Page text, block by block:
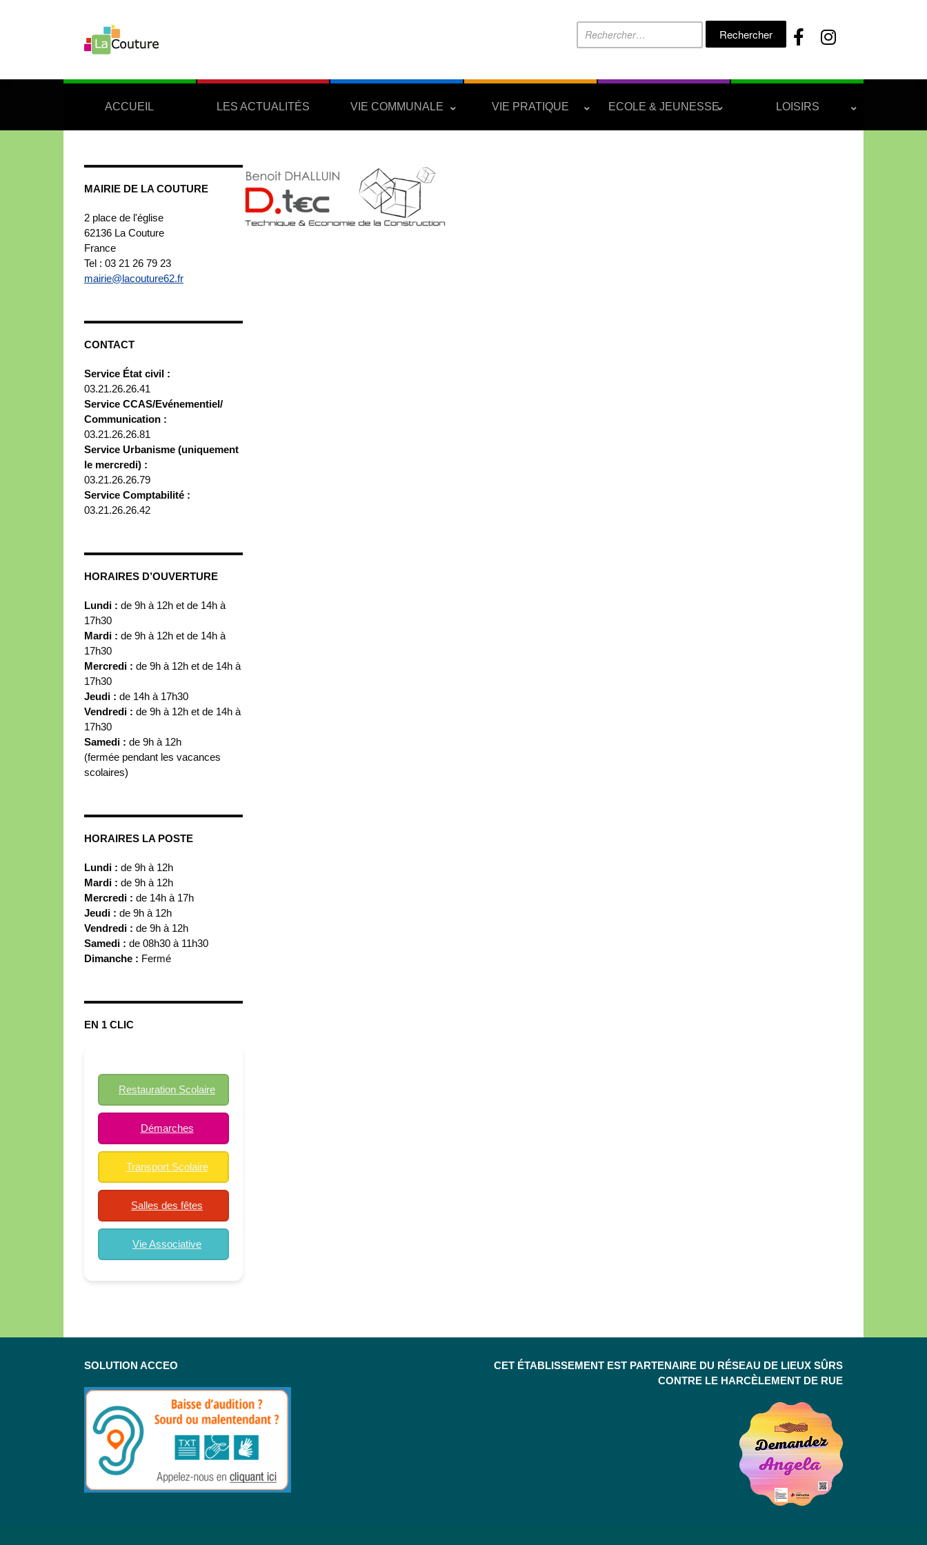
Rechercher :
ACCUEIL LES ACTUALITÉS VIE COMMUNALE VIE PRATIQUE ECOLE & JEUNESSE LOISIRS
MAIRIE DE LA COUTURE
2 place de l'église
62136 La Couture
France
Tel : 03 21 26 79 23
mairie@lacouture62.fr
CONTACT
Service État civil :
03.21.26.26.41
Service CCAS/Evénementiel/
Communication :
03.21.26.26.81
Service Urbanisme (uniquement
le mercredi) :
03.21.26.26.79
Service Comptabilité :
03.21.26.26.42
HORAIRES D’OUVERTURE
Lundi : de 9h à 12h et de 14h à
17h30
Mardi : de 9h à 12h et de 14h à
17h30
Mercredi : de 9h à 12h et de 14h à
17h30
Jeudi : de 14h à 17h30
Vendredi : de 9h à 12h et de 14h à
17h30
Samedi : de 9h à 12h
(fermée pendant les vacances
scolaires)
HORAIRES LA POSTE
Lundi : de 9h à 12h
Mardi : de 9h à 12h
Mercredi : de 14h à 17h
Jeudi : de 9h à 12h
Vendredi : de 9h à 12h
Samedi : de 08h30 à 11h30
Dimanche : Fermé
EN 1 CLIC
Restauration Scolaire
Démarches
Transport Scolaire
Salles des fêtes
Vie Associative
SOLUTION ACCEO
CET ÉTABLISSEMENT EST PARTENAIRE DU RÉSEAU DE LIEUX SÛRS
CONTRE LE HARCÈLEMENT DE RUE